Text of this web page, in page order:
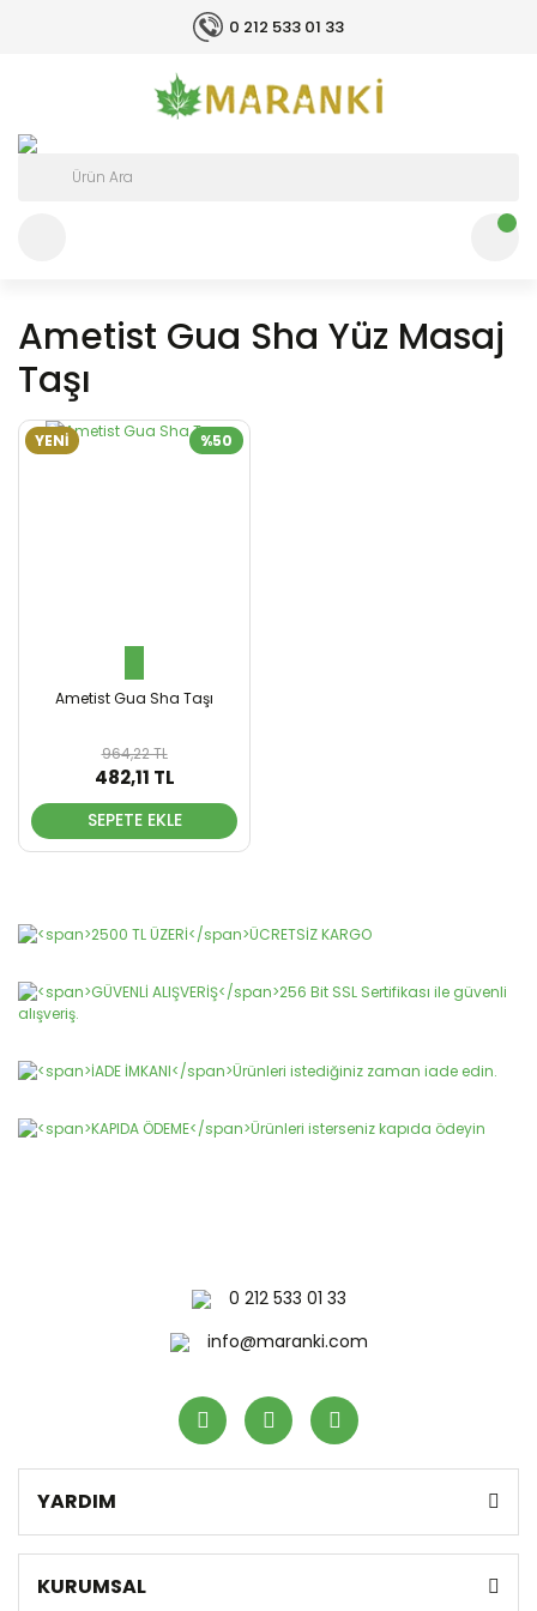
0 212 533 01 33
Ametist Gua Sha Yüz Masaj
Taşı
%50
YENİ
Ametist Gua Sha Taşı
964,22 TL
482,11 TL
SEPETE EKLE
0 212 533 01 33
info@maranki.com
YARDIM
KURUMSAL